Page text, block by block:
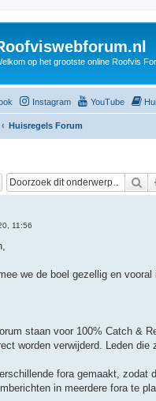
op het grootste online Roofvis
Instagram YouTube
Huisregels Forum
11:56
we de boel gezellig en vooral
staan voor 100% Catch &
worden verwijderd. Leden
fora gemaakt, zodat
in meerdere fora te